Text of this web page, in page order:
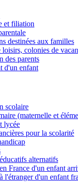
et filiation
destinées aux familles
loisirs, colonies de
des parents
d'un enfant
scolaire
(maternelle et
lycée
pour la scolarité
alternatifs
France d'un enfant
l'étranger d'un enfant